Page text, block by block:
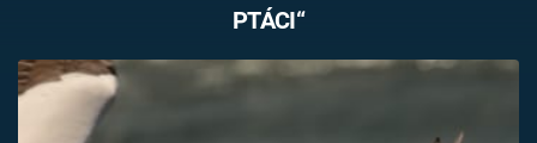
Témata
PTÁCI“